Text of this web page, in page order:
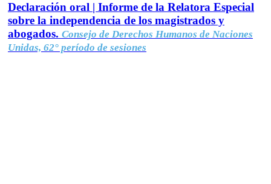
Declaración oral | Informe de la Relatora Especial
sobre la independencia de los magistrados y
abogados. Consejo de Derechos Humanos de Naciones
Unidas, 62° período de sesiones